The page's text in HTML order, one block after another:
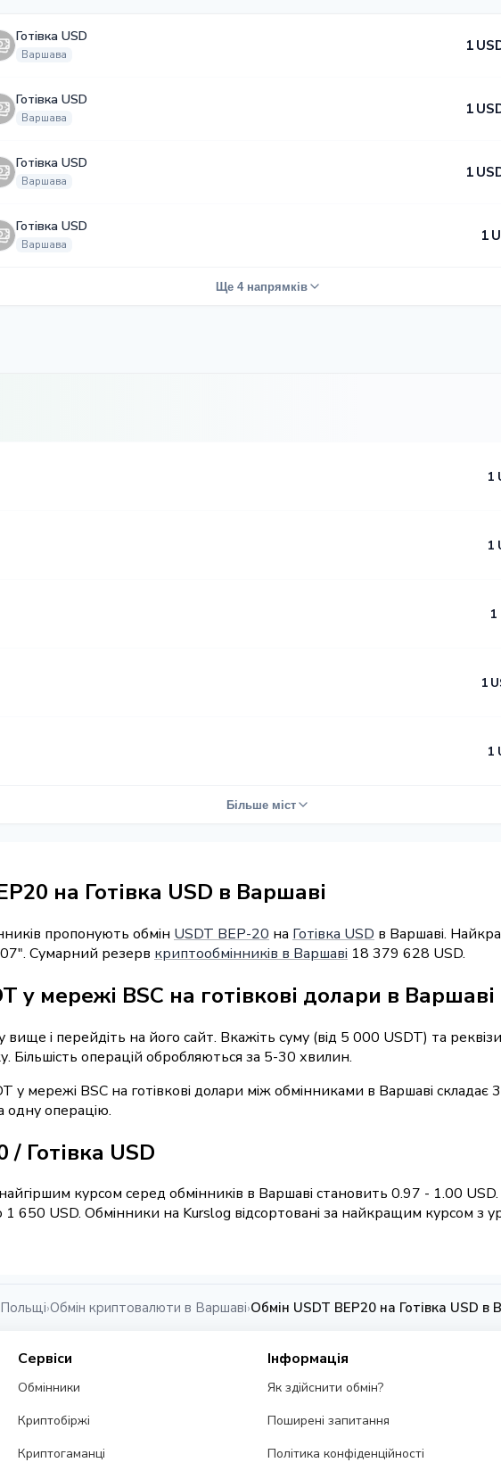
Готівка USD
Варшава
1
Готівка USD
Варшава
1
Готівка USD
Варшава
1
Готівка USD
Варшава
1
Ще 4 напрямків
1
1
1
1
1
Більше міст
на Готівка USD в Варшаві
пропонують обмін USDT BEP-20 на Готівка USD в Варшаві.
Сумарний резерв криптообмінників в Варшаві 18 379 628 USD.
у мережі BSC на готівкові долари в Варшаві
вище і перейдіть на його сайт. Вкажіть суму (від 5 000 USDT) та
Більшість операцій обробляються за 5-30 хвилин.
у мережі BSC на готівкові долари між обмінниками в Варшаві
одну операцію.
/ Готівка USD
курсом серед обмінників в Варшаві становить 0.97 - 1.00
650 USD. Обмінники на Kurslog відсортовані за найкращим курсом з
›Обмін криптовалюти в Варшаві›Обмін USDT BEP20 на Готівка USD в
Сервіси
Обмінники
Криптобіржі
Криптогаманці
Інформація
Як здійснити обмін?
Поширені запитання
Політика конфіденційності